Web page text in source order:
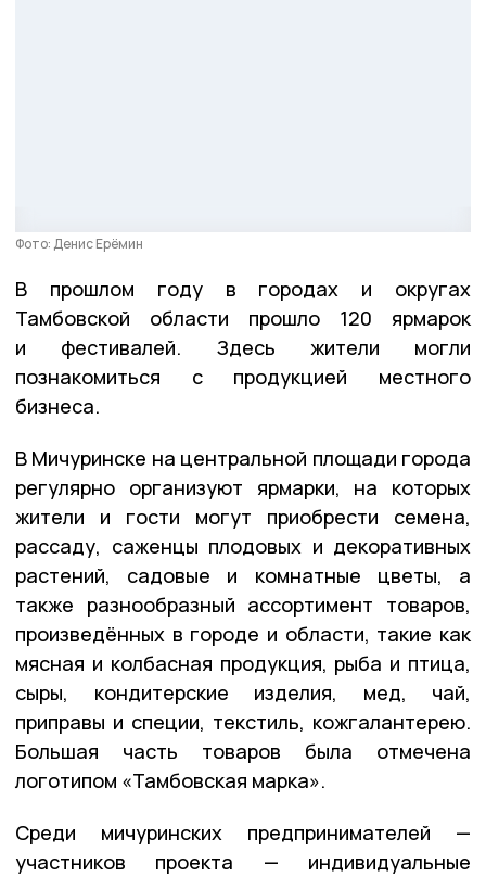
Фото: Денис Ерёмин
В прошлом году в городах и округах
Тамбовской области прошло 120 ярмарок
и фестивалей. Здесь жители могли
познакомиться с продукцией местного
бизнеса.
В Мичуринске на центральной площади города
регулярно организуют ярмарки, на которых
жители и гости могут приобрести семена,
рассаду, саженцы плодовых и декоративных
растений, садовые и комнатные цветы, а
также разнообразный ассортимент товаров,
произведённых в городе и области, такие как
мясная и колбасная продукция, рыба и птица,
сыры, кондитерские изделия, мед, чай,
приправы и специи, текстиль, кожгалантерею.
Большая часть товаров была отмечена
логотипом «Тамбовская марка».
Среди мичуринских предпринимателей —
участников проекта — индивидуальные